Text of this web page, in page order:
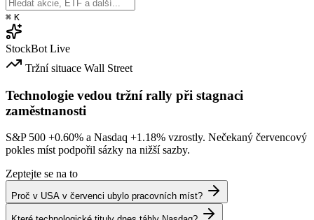
⌘ K
StockBot Live
Tržní situace Wall Street
Technologie vedou tržní rally při stagnaci
zaměstnanosti
S&P 500 +0.60% a Nasdaq +1.18% vzrostly. Nečekaný červencový
pokles míst podpořil sázky na nižší sazby.
Zeptejte se na to
Proč v USA v červenci ubylo pracovních míst?